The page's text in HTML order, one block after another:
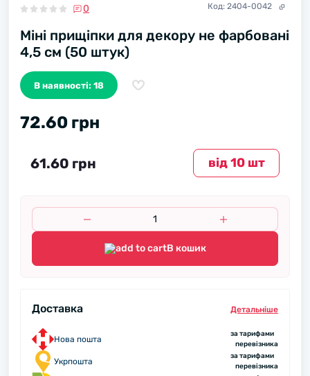
0 Код: 2404-0042
Міні прищіпки для декору не фарбовані
4,5 см (50 штук)
В наявності: 18
72.60 грн
вiд 10 шт
61.60 грн
В кошик
Доставка Детальнiше
Нова пошта
за тарифами
перевізника
Укрпошта
за тарифами
перевізника